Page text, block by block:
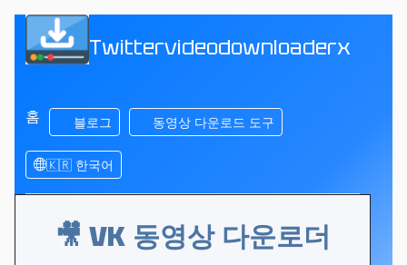
Twittervideodownloaderx
홈 블로그 동영상 다운로드 도구
🇰🇷 한국어
🎥 VK 동영상 다운로더